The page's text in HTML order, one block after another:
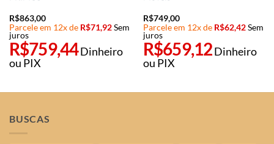
R$863,00
Parcele em 12x de R$71,92 Sem
juros
R$759,44Dinheiro
ou PIX
R$749,00
Parcele em 12x de R$62,42 Sem
juros
R$659,12Dinheiro
ou PIX
BUSCAS